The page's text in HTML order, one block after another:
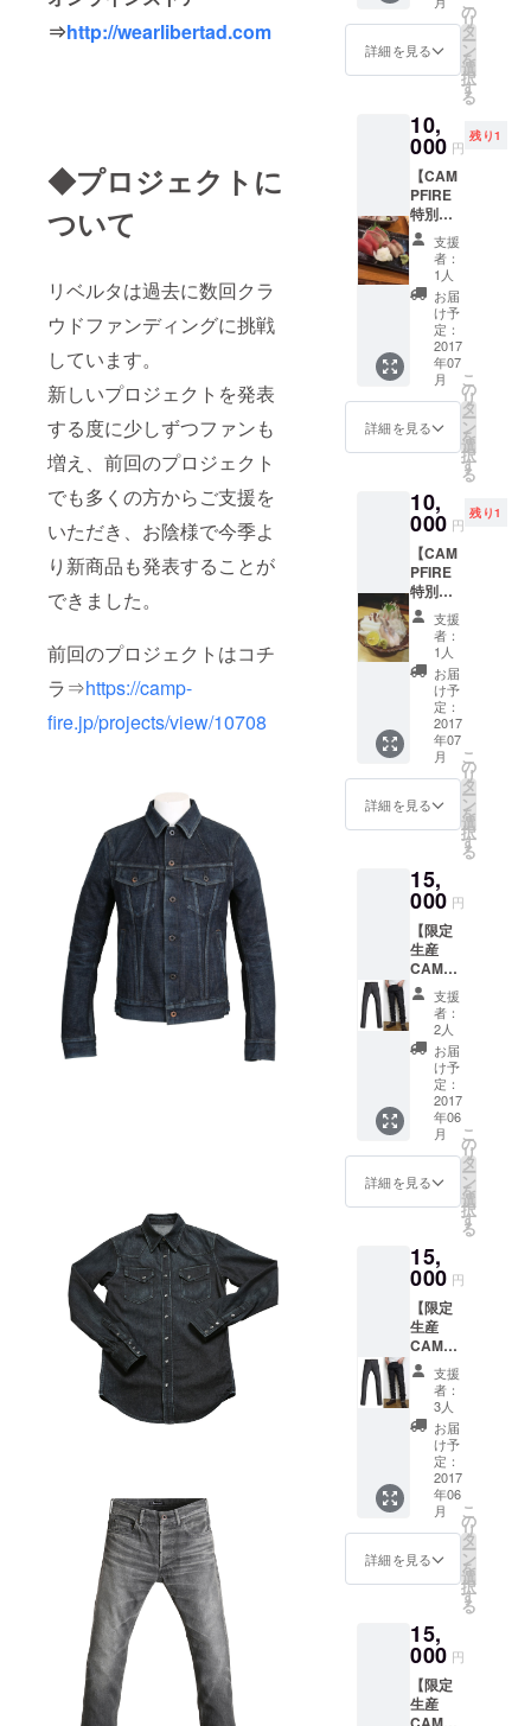
⇒http://wearlibertad.com
◆プロジェクトに
ついて
リベルタは過去に数回クラ
ウドファンディングに挑戦
しています。
新しいプロジェクトを発表
する度に少しずつファンも
増え、前回のプロジェクト
でも多くの方からご支援を
いただき、お陰様で今季よ
り新商品も発表することが
できました。
前回のプロジェクトはコチ
ラ⇒https://camp-
fire.jp/projects/view/10708
・1点 ※
デザイ
ナーが
推奨す
シュ
ジーン
ズの洗
濯方法
や色落
ち指南
をまと
めたマ
ニュア
ルをA5
サイズ
の用紙
又は
PDF
ファイ
ルにて
送付さ
◆ユニ
オンス
ルによ
る裾上
げ・・
・1回 ※
ジーン
ズのリ
ターン
をご支
援いた
だいた
方は、
こちら
を同時
にお申
「裾上
げ」
（オン
ライン
ストア
で通常
1,620円
＋送料
540円）
が無料
となり
ます。
※ご希望
の方は
股下サ
メッ
セージ
さい。
◆Libert
adオリ
ジナル
デニム
コース
ター・
・・２
枚セッ
ト ※セ
ルビッ
チデニ
ムの残
布で
dオリジ
ナル
２枚
セット
でお届
けしま
す。
詳細を見る
の
リ
タ
ー
ン
を
選
択
す
る
10,
000 円
残り1
【CAM
PFIRE
特別企
画】 ◆
デザイ
ナーと
デニム
につい
て語
る！岡
山名店
居酒屋
ご招待
券・・
・1回分
辺にあ
る、デ
ザイ
ナーお
気に入
りの居
酒屋に
ご招待
しま
す。 ※
リター
ン金額
にお店
での飲
食代を
含みま
すの
身の交
通費の
担下さ
い。 ※
プロ
ジェク
ト終了
後、7月
以降で
ご希望
の日時
をご連
絡下さ
い。 ※
頑固な
大将が
酒屋に
なりま
すの
で、空
気が合
わない
方はご
遠慮下
さい。
支援
者：
1人
お届
け予
定：
2017
年07
月
詳細を見る
こ
の
リ
タ
ー
ン
を
選
択
す
る
10,
000 円
残り1
【CAM
PFIRE
特別企
画】 ◆
デザイ
ナーと
デニム
につい
て語
る！
【京都
市内】
居酒屋
ご招待
券・・
・1回分
内にあ
る、デ
ザイ
ナーお
気に入
りの居
酒屋に
ご招待
しま
す。 ※
リター
ン金額
にお店
での飲
食代を
含みま
すの
身の交
通費の
担下さ
い。 ※
プロ
ジェク
ト終了
後、7月
以降で
ご希望
の日時
をご連
絡下さ
い。 ※
真面目
で温か
るロー
カルの
居酒屋
になり
ますの
支援
者：
1人
お届
け予
定：
2017
年07
月
詳細を見る
こ
の
リ
タ
ー
ン
を
選
択
す
る
15,
000 円
【限定
生産
CAMPF
IRE特別
価格】
◆Libert
ad Raw
Collecti
"Bullet"
（バ
レッ
ト）
27inch
・・・1
24,840
円） ※
裾上げ
をご希
望の方
は、リ
ターン
【ジー
ンズ育
成セッ
ト】を
同時に
お申し
込みい
ただく
か、後
日
d公式オ
ンスト
アにて
げ】を
お申し
支援
者：
2人
お届
け予
定：
2017
年06
月
詳細を見る
こ
の
リ
タ
ー
ン
を
選
択
す
る
15,
000 円
【限定
生産
CAMPF
IRE特別
価格】
◆Libert
ad Raw
Collecti
"Bullet"
（バ
レッ
ト）
28inch
・・・1
24,840
円） ※
裾上げ
をご希
望の方
支援
者：
3人
お届
け予
定：
2017
年06
月
詳細を見る
こ
の
リ
タ
ー
ン
を
選
択
す
る
15,
000 円
【限定
生産